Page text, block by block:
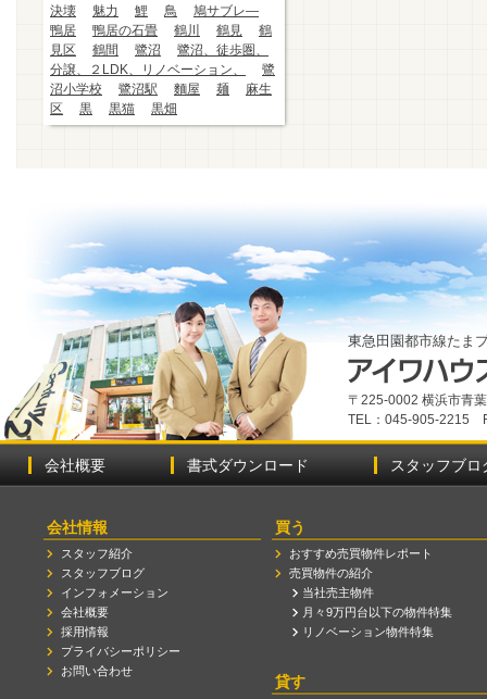
決壊
魅力 鯉 鳥
鳩サブレ―
鴨居
鴨居の石畳 鶴川 鶴見
鶴
見区
鶴間 鷺沼
鷺沼、徒歩圏、
分譲、２LDK、リノベーション、
鷺
沼小学校
鷺沼駅 麵屋 麺
麻生
区
黒 黒猫 黒畑
東急田園都市線たま
〒225-0002 横浜市青
TEL：045-905-2215
会社概要 書式ダウンロード スタッフブロ
会社情報
スタッフ紹介
スタッフブログ
インフォメーション
会社概要
採用情報
プライバシーポリシー
お問い合わせ
買う
おすすめ売買物件レポート
売買物件の紹介
当社売主物件
月々9万円台以下の物件特集
リノベーション物件特集
貸す